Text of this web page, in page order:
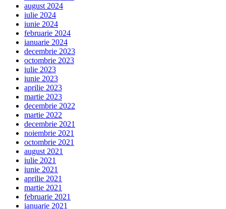
august 2024
iulie 2024
iunie 2024
februarie 2024
ianuarie 2024
decembrie 2023
octombrie 2023
iulie 2023
iunie 2023
aprilie 2023
martie 2023
decembrie 2022
martie 2022
decembrie 2021
noiembrie 2021
octombrie 2021
august 2021
iulie 2021
iunie 2021
aprilie 2021
martie 2021
februarie 2021
ianuarie 2021